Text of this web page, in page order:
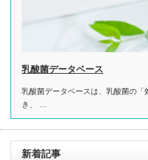
乳酸菌データベース
乳酸菌データベースは、乳酸菌の
き、 …
新着記事